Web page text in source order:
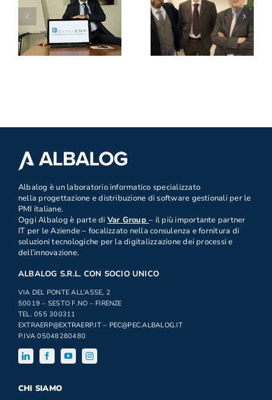
firmati
Albalog
firmati
Albalog Srl
Albalog è un laboratorio informatico specializzato
nella progettazione e distribuzione di software gestionali per le
PMI italiane.
Oggi Albalog è parte di Var Group– il più importante partner
IT per le Aziende – focalizzato nella consulenza e fornitura di
soluzioni tecnologiche per la digitalizzazione dei processi e
dell’innovazione.
ALBALOG S.R.L. CON SOCIO UNICO
VIA DEL PONTE ALL’ASSE, 2
50019 – SESTO F.NO – FIRENZE
TEL. 055 300311
EXTRAERP@EXTRAERP.IT– PEC@PEC.ALBALOG.IT
P.IVA 05048280480
CHI SIAMO